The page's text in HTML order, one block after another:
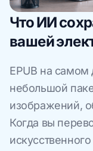
Что ИИ
вашей
EPUB на самом
небольшой
изображений,
Когда вы